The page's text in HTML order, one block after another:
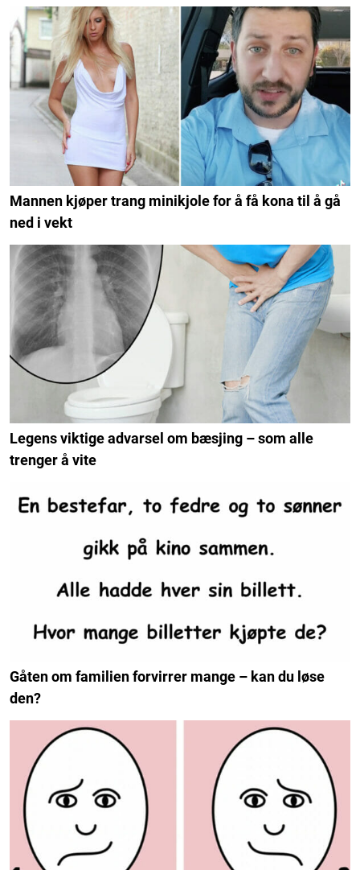
Mannen kjøper trang minikjole for å få kona til å gå
ned i vekt
Legens viktige advarsel om bæsjing – som alle
trenger å vite
Gåten om familien forvirrer mange – kan du løse
den?